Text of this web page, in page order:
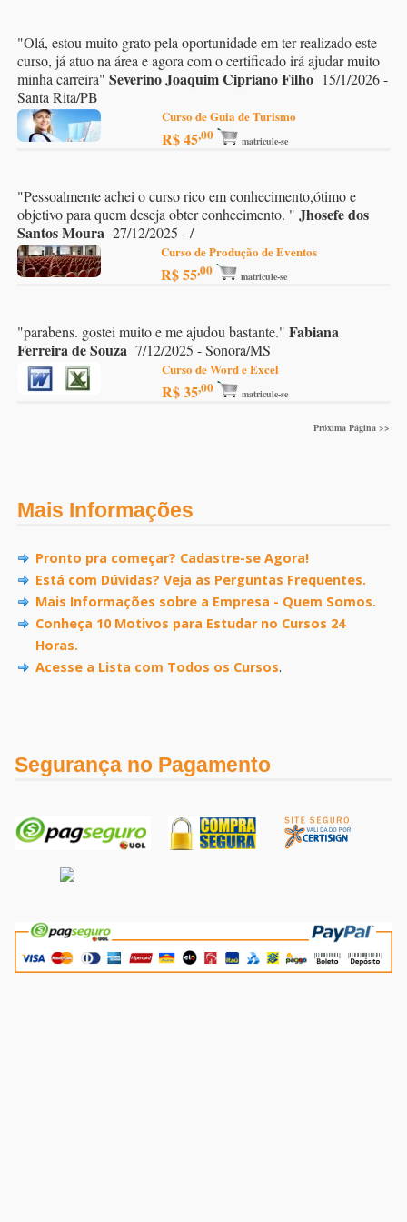
"Olá, estou muito grato pela oportunidade em ter realizado este
curso, já atuo na área e agora com o certificado irá ajudar muito
minha carreira" Severino Joaquim Cipriano Filho 15/1/2026 -
Santa Rita/PB
Curso de Guia de Turismo
R$ 45,00 matricule-se
"Pessoalmente achei o curso rico em conhecimento,ótimo e
objetivo para quem deseja obter conhecimento. " Jhosefe dos
Santos Moura 27/12/2025 - /
Curso de Produção de Eventos
R$ 55,00 matricule-se
"parabens. gostei muito e me ajudou bastante." Fabiana
Ferreira de Souza 7/12/2025 - Sonora/MS
Curso de Word e Excel
R$ 35,00 matricule-se
Próxima Página >>
Mais Informações
Pronto pra começar? Cadastre-se Agora!
Está com Dúvidas? Veja as Perguntas Frequentes.
Mais Informações sobre a Empresa - Quem Somos.
Conheça 10 Motivos para Estudar no Cursos 24
Horas.
Acesse a Lista com Todos os Cursos.
Segurança no Pagamento